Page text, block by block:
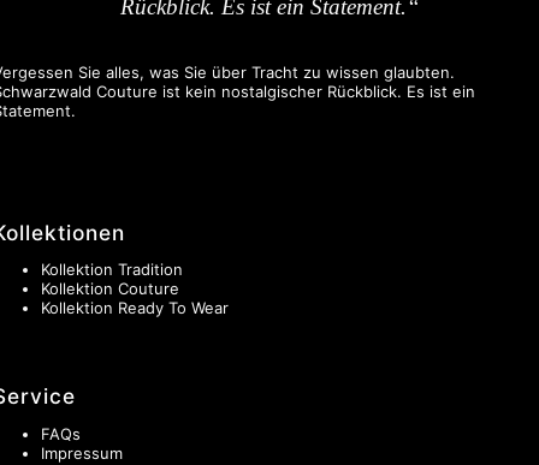
Rückblick. Es ist ein Statement.“
Sie alles, was Sie über Tracht zu wissen glaubten.
Couture ist kein nostalgischer Rückblick. Es ist ein
Kollektion Tradition
Kollektion Couture
Kollektion Ready To Wear
FAQs
Impressum